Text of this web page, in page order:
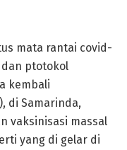
mata rantai covid-
dan ptotokol
kembali
di Samarinda,
vaksinisasi massal
yang di gelar di